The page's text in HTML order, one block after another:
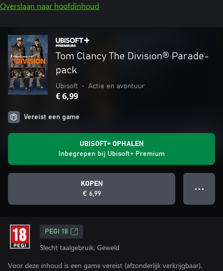
Overslaan naar hoofdinhoud
Tom Clancy The Division® Parade-
pack
Ubisoft • Actie en avontuur
€ 6,99
Vereist een game
UBISOFT+ OPHALEN
Inbegrepen bij Ubisoft+ Premium
KOPEN
€ 6,99
● ● ●
PEGI 18
Slecht taalgebruik, Geweld
Voor deze inhoud is een game vereist (afzonderlijk verkrijgbaar).